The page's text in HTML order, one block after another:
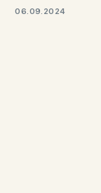
06.09.2024